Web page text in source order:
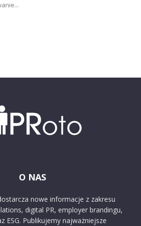
O NAS
nowe informacje z zakresu
digital PR, employer brandingu,
ESG. Publikujemy najważniejsze